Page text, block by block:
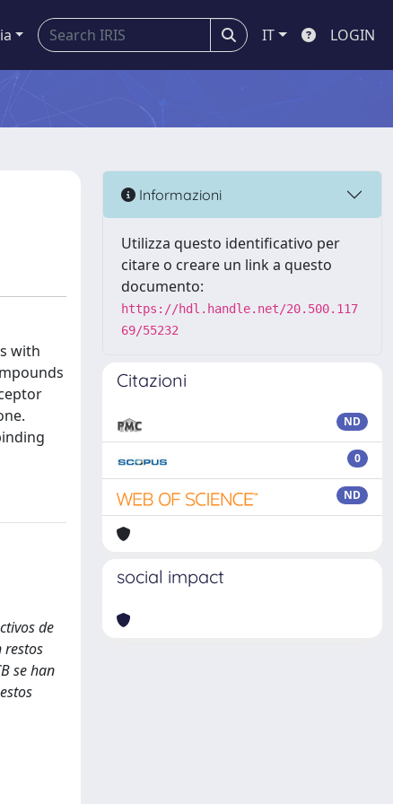
IT LOGIN
with
de
restos
se han
Informazioni
Utilizza questo identificativo per
citare o creare un link a questo
documento:
https://hdl.handle.net/20.500.117
69/55232
Citazioni
ND
0
ND
social impact